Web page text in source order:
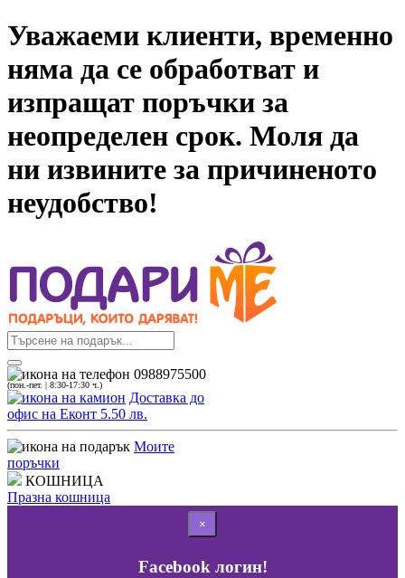
Уважаеми клиенти, временно
няма да се обработват и
изпращат поръчки за
неопределен срок. Моля да
ни извините за причиненото
неудобство!
0988975500
(пон.-пет. | 8:30-17:30 ч.)
Доставка до
офис на Еконт 5.50 лв.
Моите
поръчки
КОШНИЦА
Празна кошница
×
Facebook логин!